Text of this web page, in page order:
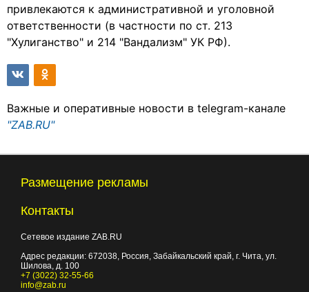
привлекаются к административной и уголовной
ответственности (в частности по ст. 213
"Хулиганство" и 214 "Вандализм" УК РФ).
Важные и оперативные новости в telegram-канале
"ZAB.RU"
Размещение рекламы
Контакты
Сетевое издание ZAB.RU
Адрес редакции: 672038, Россия, Забайкальский край, г. Чита, ул.
Шилова, д. 100
+7 (3022) 32-55-66
info@zab.ru